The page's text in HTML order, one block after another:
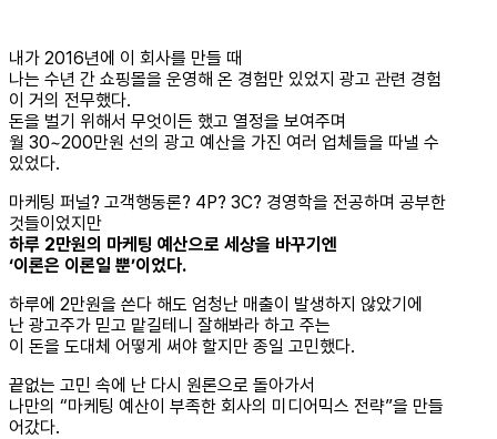
내가 2016년에 이 회사를 만들 때
나는 수년 간 쇼핑몰을 운영해 온 경험만 있었지 광고 관련 경험
이 거의 전무했다.
돈을 벌기 위해서 무엇이든 했고 열정을 보여주며
월 30~200만원 선의 광고 예산을 가진 여러 업체들을 따낼 수
있었다.
마케팅 퍼널? 고객행동론? 4P? 3C? 경영학을 전공하며 공부한
것들이었지만
하루 2만원의 마케팅 예산으로 세상을 바꾸기엔
‘이론은 이론일 뿐’이었다.
하루에 2만원을 쓴다 해도 엄청난 매출이 발생하지 않았기에
난 광고주가 믿고 맡길테니 잘해봐라 하고 주는
이 돈을 도대체 어떻게 써야 할지만 종일 고민했다.
끝없는 고민 속에 난 다시 원론으로 돌아가서
나만의 “마케팅 예산이 부족한 회사의 미디어믹스 전략”을 만들
어갔다.